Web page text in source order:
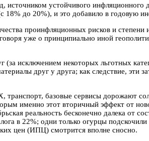
устойчивого инфляционного
18% до 20%), и это добавило в годовую
проинфляционных рисков и
уже о принципиально иной
исключением некоторых льготных
друг у друга; как следствие, эти
базовые сервисы дорожают
именно этот вторичный эффект от
реальность бесконечно далека от
в 22%; одни только огурцы
цен (ИПЦ) смотрится вполне сносно.